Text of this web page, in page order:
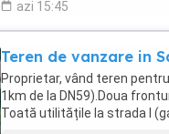
azi 15:45
Teren de vanzare in
Proprietar, vând teren
1km de la DN59).Doua
Toată utilitățile la strada I